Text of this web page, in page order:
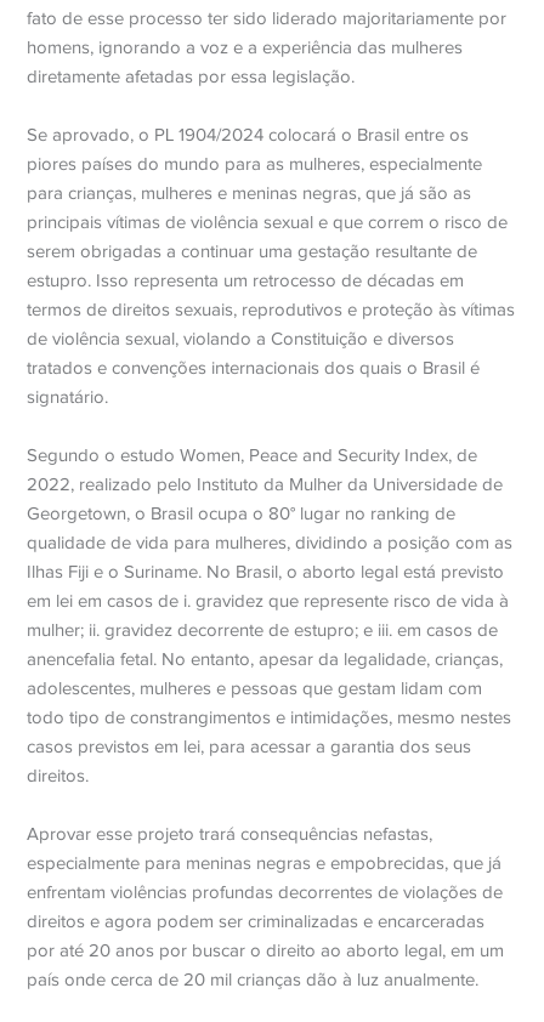
fato de esse processo ter sido liderado majoritariamente por
homens, ignorando a voz e a experiência das mulheres
diretamente afetadas por essa legislação.
Se aprovado, o PL 1904/2024 colocará o Brasil entre os
piores países do mundo para as mulheres, especialmente
para crianças, mulheres e meninas negras, que já são as
principais vítimas de violência sexual e que correm o risco de
serem obrigadas a continuar uma gestação resultante de
estupro. Isso representa um retrocesso de décadas em
termos de direitos sexuais, reprodutivos e proteção às vítimas
de violência sexual, violando a Constituição e diversos
tratados e convenções internacionais dos quais o Brasil é
signatário.
Segundo o estudo Women, Peace and Security Index, de
2022, realizado pelo Instituto da Mulher da Universidade de
Georgetown, o Brasil ocupa o 80° lugar no ranking de
qualidade de vida para mulheres, dividindo a posição com as
Ilhas Fiji e o Suriname. No Brasil, o aborto legal está previsto
em lei em casos de i. gravidez que represente risco de vida à
mulher; ii. gravidez decorrente de estupro; e iii. em casos de
anencefalia fetal. No entanto, apesar da legalidade, crianças,
adolescentes, mulheres e pessoas que gestam lidam com
todo tipo de constrangimentos e intimidações, mesmo nestes
casos previstos em lei, para acessar a garantia dos seus
direitos.
Aprovar esse projeto trará consequências nefastas,
especialmente para meninas negras e empobrecidas, que já
enfrentam violências profundas decorrentes de violações de
direitos e agora podem ser criminalizadas e encarceradas
por até 20 anos por buscar o direito ao aborto legal, em um
país onde cerca de 20 mil crianças dão à luz anualmente.